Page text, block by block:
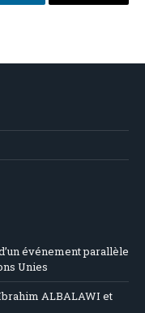
LinkedIn Email
événement parallèle
Unies
ALBALAWI et